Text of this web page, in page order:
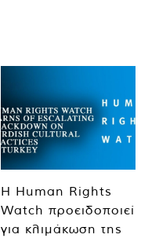
Η Human Rights
Watch προειδοποιεί
για κλιμάκωση της